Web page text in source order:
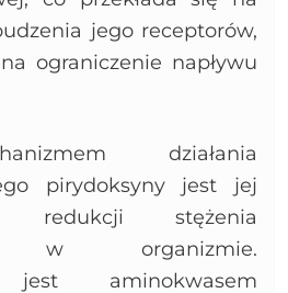
jego receptorów,
ograniczenie napływu
działania
pirydoksyny jest jej
redukcji stężenia
w organizmie.
jest aminokwasem